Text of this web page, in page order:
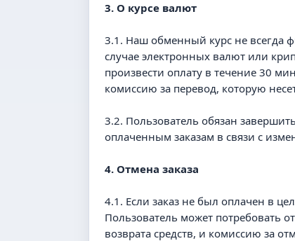
3. О курсе валют
3.1. Наш обменный курс не всегда
случае электронных валют или
произвести оплату в течение 30
комиссию за перевод, которую
3.2. Пользователь обязан
оплаченным заказам в связи с
4. Отмена заказа
4.1. Если заказ не был оплачен в
Пользователь может потребовать
возврата средств, и комиссию за